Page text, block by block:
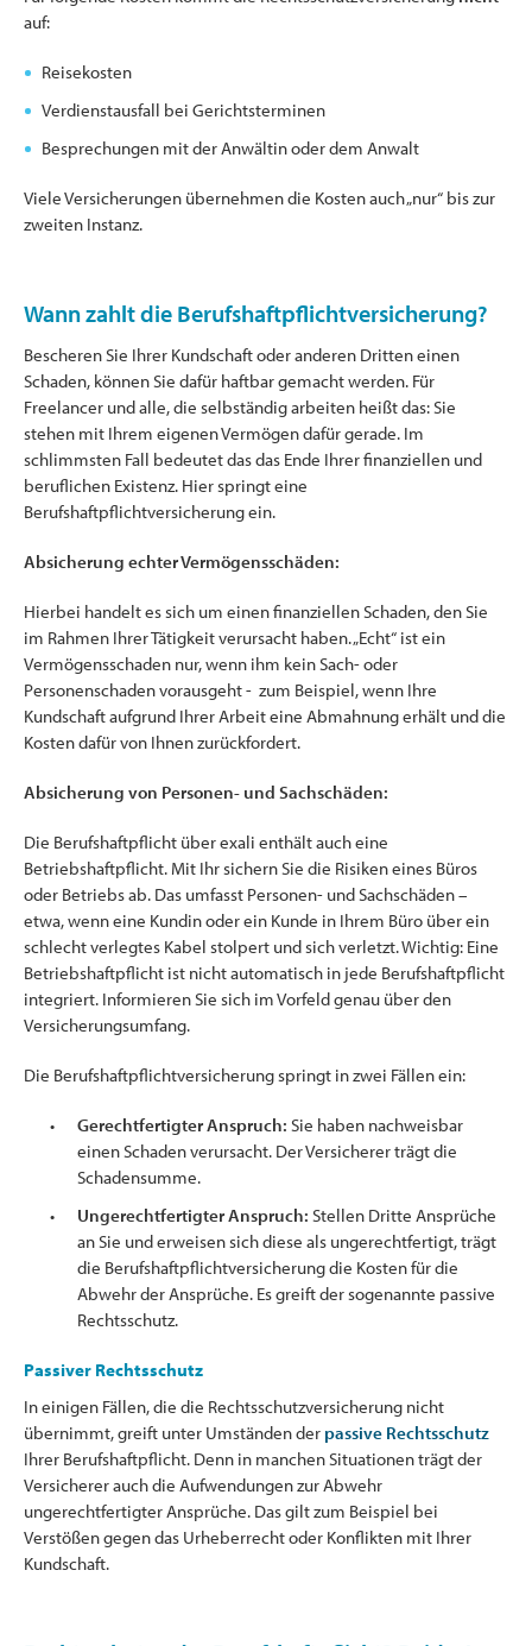
auf:
Reisekosten
Verdienstausfall bei Gerichtsterminen
Besprechungen mit der Anwältin oder dem Anwalt
Viele Versicherungen übernehmen die Kosten auch „nur“ bis zur
zweiten Instanz.
Wann zahlt die Berufshaftpflichtversicherung?
Bescheren Sie Ihrer Kundschaft oder anderen Dritten einen
Schaden, können Sie dafür haftbar gemacht werden. Für
Freelancer und alle, die selbständig arbeiten heißt das: Sie
stehen mit Ihrem eigenen Vermögen dafür gerade. Im
schlimmsten Fall bedeutet das das Ende Ihrer finanziellen und
beruflichen Existenz. Hier springt eine
Berufshaftpflichtversicherung ein.
Absicherung echter Vermögensschäden:
Hierbei handelt es sich um einen finanziellen Schaden, den Sie
im Rahmen Ihrer Tätigkeit verursacht haben. „Echt“ ist ein
Vermögensschaden nur, wenn ihm kein Sach- oder
Personenschaden vorausgeht - zum Beispiel, wenn Ihre
Kundschaft aufgrund Ihrer Arbeit eine Abmahnung erhält und die
Kosten dafür von Ihnen zurückfordert.
Absicherung von Personen- und Sachschäden:
Die Berufshaftpflicht über exali enthält auch eine
Betriebshaftpflicht. Mit Ihr sichern Sie die Risiken eines Büros
oder Betriebs ab. Das umfasst Personen- und Sachschäden –
etwa, wenn eine Kundin oder ein Kunde in Ihrem Büro über ein
schlecht verlegtes Kabel stolpert und sich verletzt. Wichtig: Eine
Betriebshaftpflicht ist nicht automatisch in jede Berufshaftpflicht
integriert. Informieren Sie sich im Vorfeld genau über den
Versicherungsumfang.
Die Berufshaftpflichtversicherung springt in zwei Fällen ein:
Gerechtfertigter Anspruch: Sie haben nachweisbar
einen Schaden verursacht. Der Versicherer trägt die
Schadensumme.
Ungerechtfertigter Anspruch: Stellen Dritte Ansprüche
an Sie und erweisen sich diese als ungerechtfertigt, trägt
die Berufshaftpflichtversicherung die Kosten für die
Abwehr der Ansprüche. Es greift der sogenannte passive
Rechtsschutz.
Passiver Rechtsschutz
In einigen Fällen, die die Rechtsschutzversicherung nicht
übernimmt, greift unter Umständen der passive Rechtsschutz
Ihrer Berufshaftpflicht. Denn in manchen Situationen trägt der
Versicherer auch die Aufwendungen zur Abwehr
ungerechtfertigter Ansprüche. Das gilt zum Beispiel bei
Verstößen gegen das Urheberrecht oder Konflikten mit Ihrer
Kundschaft.